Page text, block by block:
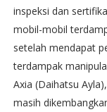
inspeksi dan
mobil-mobil
setelah mendapat
terdampak
Axia (Daihatsu
masih